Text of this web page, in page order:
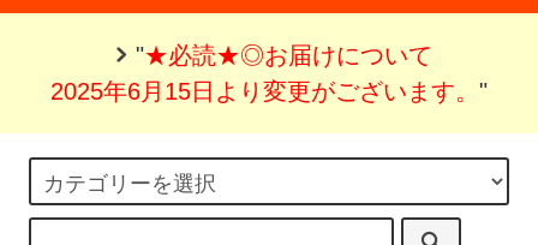
"★必読★◎お届けについて
2025年6月15日より変更がございます。 "